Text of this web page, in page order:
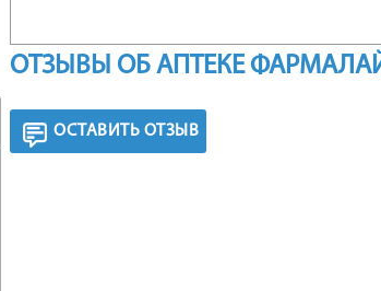
ОТЗЫВЫ ОБ АПТЕКЕ
ОСТАВИТЬ ОТЗЫВ